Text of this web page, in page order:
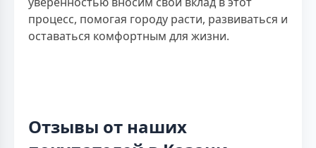
процесс, помогая городу расти, развиваться и
оставаться комфортным для жизни.
Отзывы от наших